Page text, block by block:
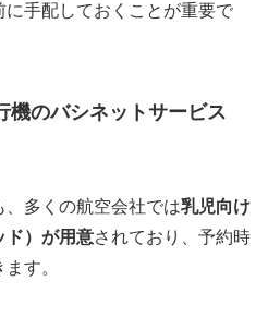
手配しておくことが重要で
機のバシネットサービス
多くの航空会社では乳児向け
ド）が用意されており、予約時
す。